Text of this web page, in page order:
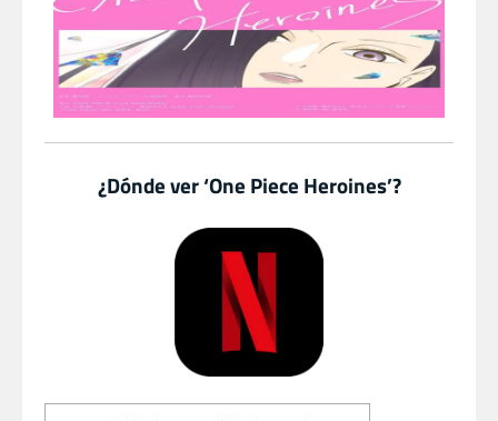
¿Dónde ver ‘One Piece Heroines’?